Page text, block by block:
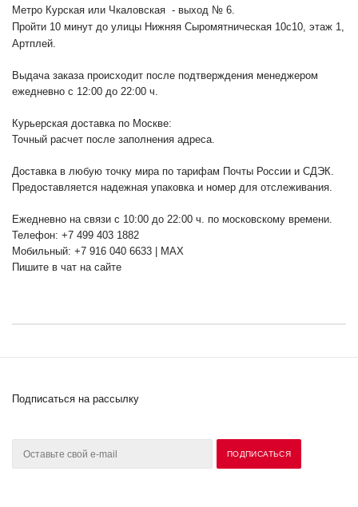
Метро Курская или Чкаловская - выход № 6.
Пройти 10 минут до улицы Нижняя Сыромятническая 10с10, этаж 1,
Артплей.
Выдача заказа происходит после подтверждения менеджером
ежедневно с 12:00 до 22:00 ч.
Курьерская доставка по Москве:
Точный расчет после заполнения адреса.
Доставка в любую точку мира по тарифам Почты России и СДЭК.
Предоставляется надежная упаковка и номер для отслеживания.
Ежедневно на связи с 10:00 до 22:00 ч. по московскому времени.
Телефон: +7 499 403 1882
Мобильный: +7 916 040 6633 | MAX
Пишите в чат на сайте
Подписаться на рассылку